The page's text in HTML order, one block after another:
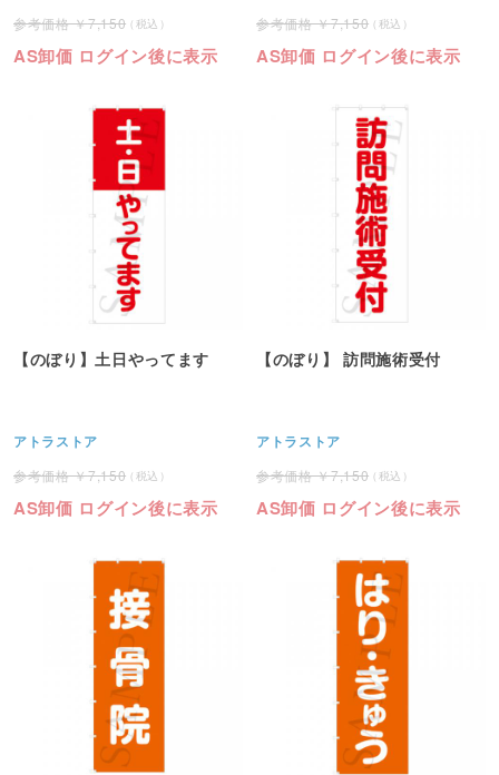
7,150
AS卸価 ログイン後に表示
7,150
AS卸価 ログイン後に表示
【のぼり】土日やってます
アトラストア
7,150
AS卸価 ログイン後に表示
【のぼり】 訪問施術受付
アトラストア
7,150
AS卸価 ログイン後に表示